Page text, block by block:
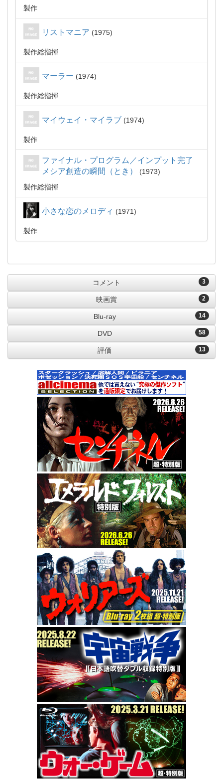
製作
リストマニア 1975
製作総指揮
マーラー 1974
製作総指揮
マイウェイ・マイラブ 1974
製作
ファイナル・プログラム／インプット完了
メシア創造の瞬間（とき）
1973
製作総指揮
小さな恋のメロディ 1971
製作
3
コメント
2
映画賞
14
Blu-ray
58
DVD
13
評価